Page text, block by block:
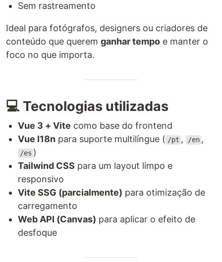
Sem rastreamento
Ideal para fotógrafos, designers ou criadores de
conteúdo que querem ganhar tempo e manter o
foco no que importa.
💻 Tecnologias utilizadas
Vue 3 + Vite como base do frontend
Vue I18n para suporte multilíngue ( /pt , /en ,
/es )
Tailwind CSS para um layout limpo e
responsivo
Vite SSG (parcialmente) para otimização de
carregamento
Web API (Canvas) para aplicar o efeito de
desfoque